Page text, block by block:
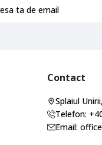
Contact
Splaiul
Telefon:
Email: